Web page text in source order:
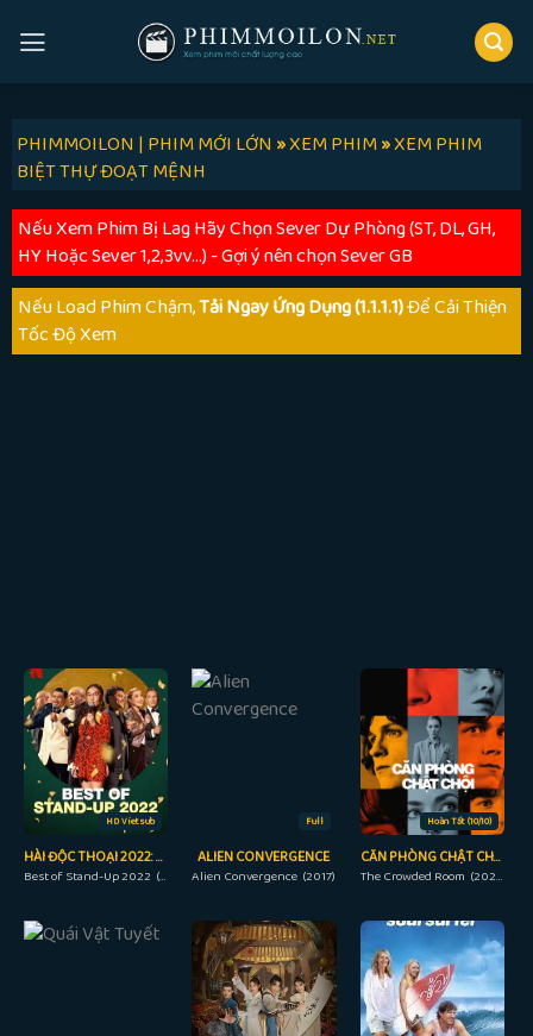
PHIMMOILON | PHIM MỚI LỚN»XEM PHIM»XEM PHIM
BIỆT THỰ ĐOẠT MỆNH
Nếu Xem Phim Bị Lag Hãy Chọn Sever Dự Phòng (ST, DL, GH,
HY Hoặc Sever 1,2,3vv...) - Gợi ý nên chọn Sever GB
Nếu Load Phim Chậm,Tải Ngay Ứng Dụng (1.1.1.1)Để Cải Thiện
Tốc Độ Xem
HD Vietsub
HÀI ĐỘC THOẠI 2022: NHỮNG KHOẢNH KHẮC HAY NHẤT
Best of Stand-Up 2022 (2022)
Full
ALIEN CONVERGENCE
Alien Convergence (2017)
Hoàn Tất (10/10)
CĂN PHÒNG CHẬT CHỘI
The Crowded Room (2023)